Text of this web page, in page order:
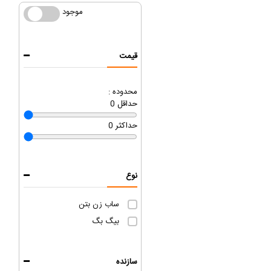
موجود موجود
قیمت
محدوده :
0 حداقل
0 حداکثر
نوع
ساب زن بتن
بیگ بگ
سازنده